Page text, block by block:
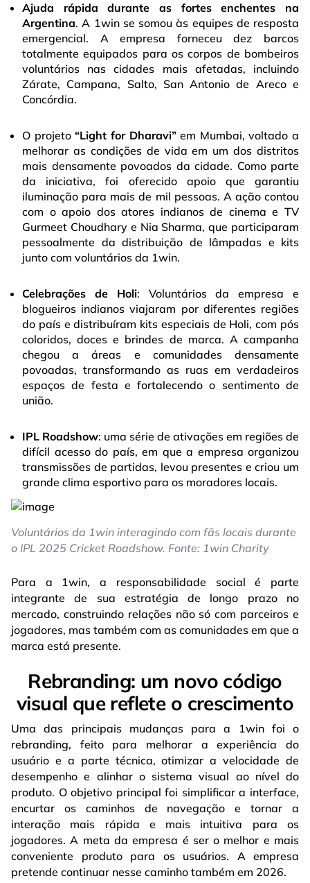
Ajuda rápida durante as fortes enchentes na
Argentina. A 1win se somou às equipes de resposta
emergencial. A empresa forneceu dez barcos
totalmente equipados para os corpos de bombeiros
voluntários nas cidades mais afetadas, incluindo
Zárate, Campana, Salto, San Antonio de Areco e
Concórdia.
O projeto“Light for Dharavi”em Mumbai, voltado a
melhorar as condições de vida em um dos distritos
mais densamente povoados da cidade. Como parte
da iniciativa, foi oferecido apoio que garantiu
iluminação para mais de mil pessoas. A ação contou
com o apoio dos atores indianos de cinema e TV
Gurmeet Choudhary e Nia Sharma, que participaram
pessoalmente da distribuição de lâmpadas e kits
junto com voluntários da 1win.
Celebrações de Holi: Voluntários da empresa e
blogueiros indianos viajaram por diferentes regiões
do país e distribuíram kits especiais de Holi, com pós
coloridos, doces e brindes de marca. A campanha
chegou a áreas e comunidades densamente
povoadas, transformando as ruas em verdadeiros
espaços de festa e fortalecendo o sentimento de
união.
IPL Roadshow: uma série de ativações em regiões de
difícil acesso do país, em que a empresa organizou
transmissões de partidas, levou presentes e criou um
grande clima esportivo para os moradores locais.
Voluntários da 1win interagindo com fãs locais durante
o IPL 2025 Cricket Roadshow. Fonte: 1win Charity
Para a 1win, a responsabilidade social é parte
integrante de sua estratégia de longo prazo no
mercado, construindo relações não só com parceiros e
jogadores, mas também com as comunidades em que a
marca está presente.
Rebranding: um novo código
visual que reflete o crescimento
Uma das principais mudanças para a 1win foi o
rebranding, feito para melhorar a experiência do
usuário e a parte técnica, otimizar a velocidade de
desempenho e alinhar o sistema visual ao nível do
produto. O objetivo principal foi simplificar a interface,
encurtar os caminhos de navegação e tornar a
interação mais rápida e mais intuitiva para os
jogadores. A meta da empresa é ser o melhor e mais
conveniente produto para os usuários. A empresa
pretende continuar nesse caminho também em 2026.